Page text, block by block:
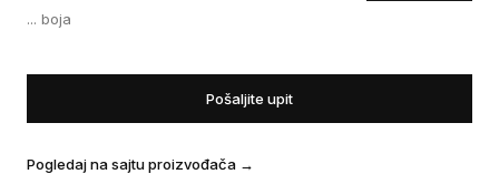
... boja
Pošaljite upit
Pogledaj na sajtu proizvođača →